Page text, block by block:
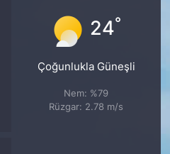
24°
Çoğunlukla Güneşli
Nem: %79
Rüzgar: 2.78 m/s